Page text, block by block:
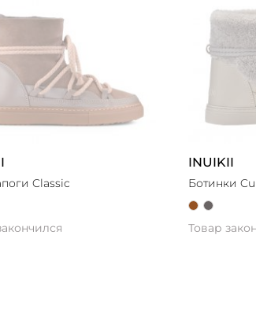
Classic
INUIKII
Ботинки
Товар